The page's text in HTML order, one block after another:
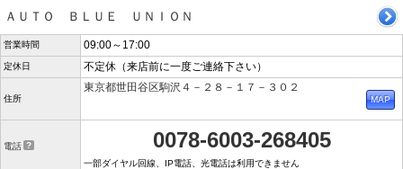
ＡＵＴＯ ＢＬＵＥ ＵＮＩＯＮ
営業時間 09:00～17:00
定休日 不定休（来店前に一度ご連絡下さい）
住所
東京都世田谷区駒沢４－２８－１７－３０２
電話 0078-6003-268405
一部ダイヤル回線、IP電話、光電話は利用できません